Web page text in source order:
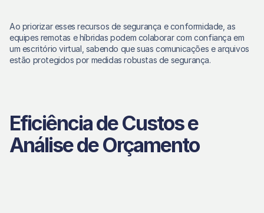
Ao priorizar esses recursos de segurança e conformidade, as
equipes remotas e híbridas podem colaborar com confiança em
um escritório virtual, sabendo que suas comunicações e arquivos
estão protegidos por medidas robustas de segurança.
Eficiência de Custos e
Análise de Orçamento